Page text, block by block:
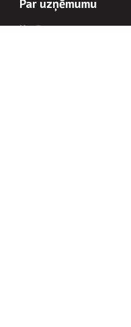
Par uzņēmumu
Uzņēmums